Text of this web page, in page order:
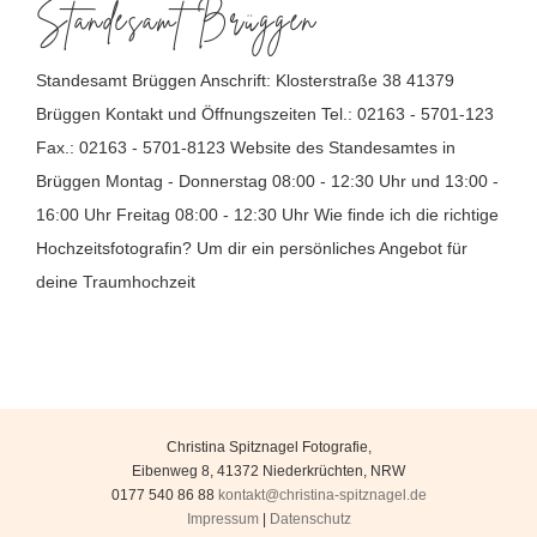
Standesamt Brüggen
Standesamt Brüggen Anschrift: Klosterstraße 38 41379
Brüggen Kontakt und Öffnungszeiten Tel.: 02163 - 5701-123
Fax.: 02163 - 5701-8123 Website des Standesamtes in
Brüggen Montag - Donnerstag 08:00 - 12:30 Uhr und 13:00 -
16:00 Uhr Freitag 08:00 - 12:30 Uhr Wie finde ich die richtige
Hochzeitsfotografin? Um dir ein persönliches Angebot für
deine Traumhochzeit
Christina Spitznagel Fotografie
Eibenweg 8 41372 Niederkrüchten NRW
0177 540 86 88 kontakt@christina-spitznagel.de
Impressum| Datenschutz